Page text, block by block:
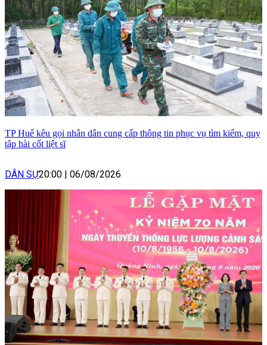
TP Huế kêu gọi nhân dân cung cấp thông tin phục vụ tìm kiếm, quy
tập hài cốt liệt sĩ
DÂN SỰ20:00 | 06/08/2026